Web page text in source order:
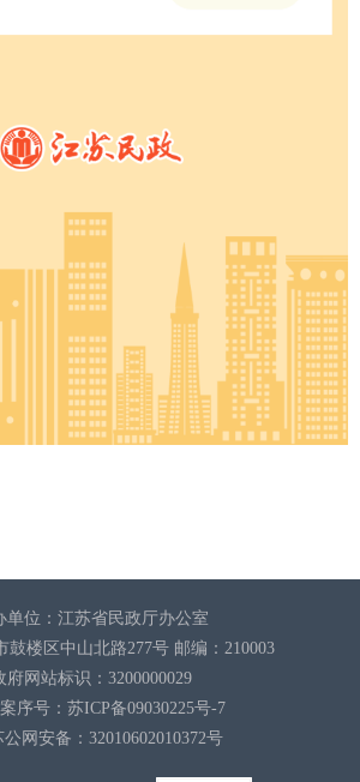
单位：江苏省民政厅办公室
鼓楼区中山北路277号 邮编：210003
府网站标识：3200000029
序号：苏ICP备09030225号-7
公网安备：32010602010372号